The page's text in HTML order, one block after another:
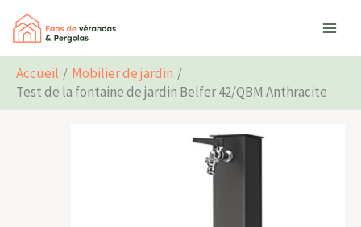
Aller
contenu
Accueil
Mobilier de jardin
Test de la fontaine de jardin Belfer 42/QBM Anthracite
Rechercher